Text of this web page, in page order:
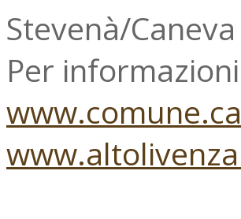
Stevenà/
Per